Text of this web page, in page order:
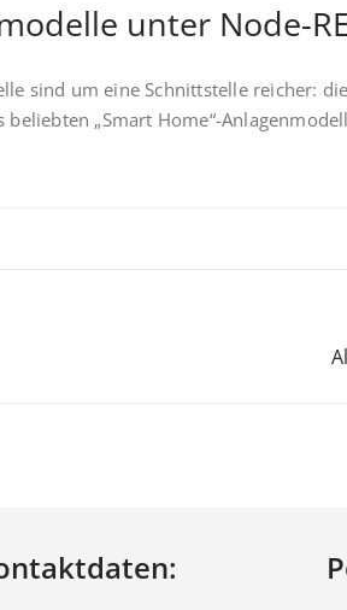
unter Node-
sind um eine Schnittstelle reicher:
beliebten „Smart Home“-